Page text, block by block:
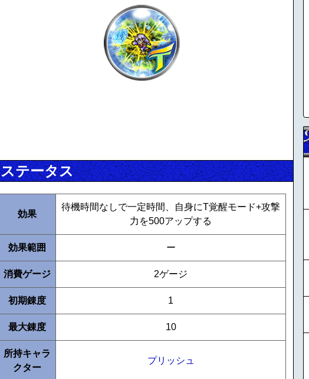
ステータス
効果
待機時間なしで一定時間、自身にT覚醒モード+攻撃
力を500アップする
効果範囲 ー
消費ゲージ 2ゲージ
初期錬度 1
最大錬度 10
所持キャラ
クター
プリッシュ